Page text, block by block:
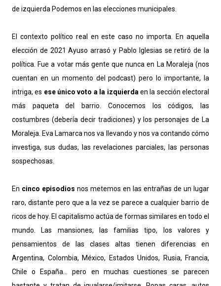
de izquierda Podemos en las elecciones municipales.
El contexto político real en este caso no importa. En aquella
elección de 2021 Ayuso arrasó y Pablo Iglesias se retiró de la
política. Fue a votar más gente que nunca en La Moraleja (nos
cuentan en un momento del podcast) pero lo importante, la
intriga, es ese único voto a la izquierdaen la sección electoral
más paqueta del barrio. Conocemos los códigos, las
costumbres (debería decir tradiciones) y los personajes de La
Moraleja. Eva Lamarca nos va llevando y nos va contando cómo
investiga, sus dudas, las revelaciones parciales, las personas
sospechosas.
En cinco episodios nos metemos en las entrañas de un lugar
raro, distante pero que a la vez se parece a cualquier barrio de
ricos de hoy. El capitalismo actúa de formas similares en todo el
mundo. Las mansiones, las familias tipo, los valores y
pensamientos de las clases altas tienen diferencias en
Argentina, Colombia, México, Estados Unidos, Rusia, Francia,
Chile o España... pero en muchas cuestiones se parecen